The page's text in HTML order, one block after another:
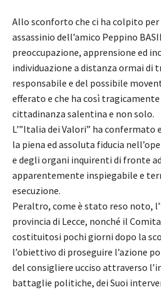
Allo sconforto che ci ha colpito per
assassinio dell’amico Peppino
preoccupazione, apprensione ed
individuazione a distanza ormai di
responsabile e del possibile
efferato e che ha così
cittadinanza salentina e non solo.
L’”Italia dei Valori” ha confermato
la piena ed assoluta fiducia
e degli organi inquirenti di fronte
apparentemente inspiegabile e
esecuzione.
Peraltro, come è stato reso noto,
provincia di Lecce, nonché il
costituitosi pochi giorni dopo la
l’obiettivo di proseguire l’azione
del consigliere ucciso attraverso
battaglie politiche, dei Suoi